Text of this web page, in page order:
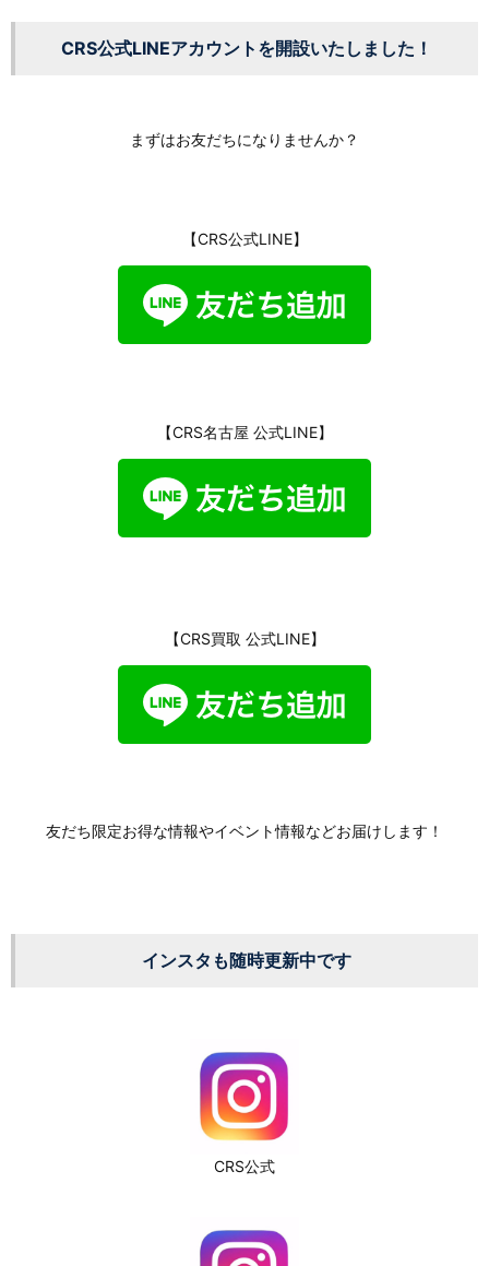
CRS公式LINEアカウントを開設いたしました！
まずはお友だちになりませんか？
【CRS公式LINE】
【CRS名古屋 公式LINE】
【CRS買取 公式LINE】
友だち限定お得な情報やイベント情報などお届けします！
インスタも随時更新中です
CRS公式